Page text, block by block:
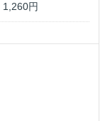
1,260円